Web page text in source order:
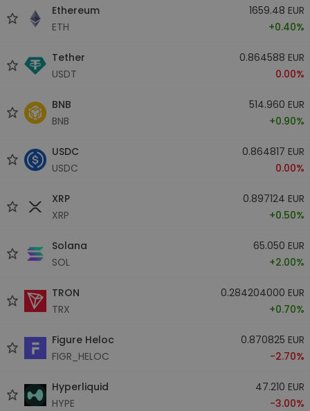
Ethereum
ETH
1659.48 EUR
+0.40%
Tether
USDT
0.864588 EUR
0.00%
BNB
BNB
514.960 EUR
+0.90%
USDC
USDC
0.864817 EUR
0.00%
XRP
XRP
0.897124 EUR
+0.50%
Solana
SOL
65.050 EUR
+2.00%
TRON
TRX
0.284204000 EUR
+0.70%
Figure Heloc
FIGR_HELOC
0.870825 EUR
-2.70%
Hyperliquid
HYPE
47.210 EUR
-3.00%